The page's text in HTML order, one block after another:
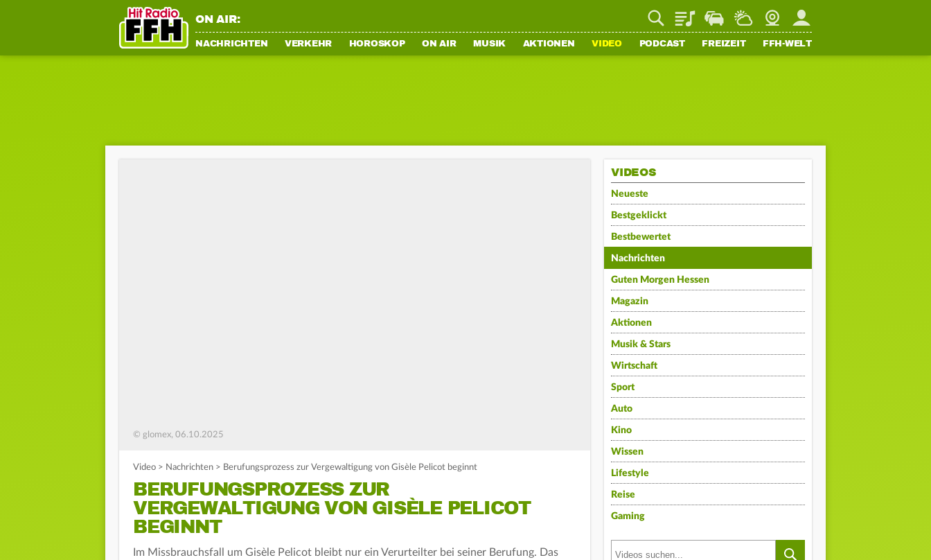
ON AIR: PlaylistStaupilotWetterWebcamMein FFH
NACHRICHTEN VERKEHR HOROSKOP ON AIR MUSIK AKTIONEN VIDEO PODCAST FREIZEIT FFH-WELT
© glomex, 06.10.2025
Video > Nachrichten > Berufungsprozess zur Vergewaltigung von Gisèle Pelicot beginnt
BERUFUNGSPROZESS ZUR
VERGEWALTIGUNG VON GISÈLE PELICOT
BEGINNT
Im Missbrauchsfall um Gisèle Pelicot bleibt nur ein Verurteilter bei seiner Berufung. Das
VIDEOS
Neueste
Bestgeklickt
Bestbewertet
Nachrichten
Guten Morgen Hessen
Magazin
Aktionen
Musik & Stars
Wirtschaft
Sport
Auto
Kino
Wissen
Lifestyle
Reise
Gaming